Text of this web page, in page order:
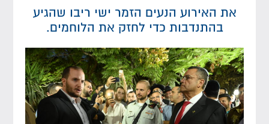
את האירוע הנעים הזמר ישי ריבו שהגיע
בהתנדבות כדי לחזק את הלוחמים.